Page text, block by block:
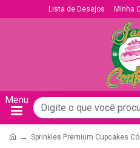
Lista de Desejos Minha
Sprinkles Premium Cupcakes